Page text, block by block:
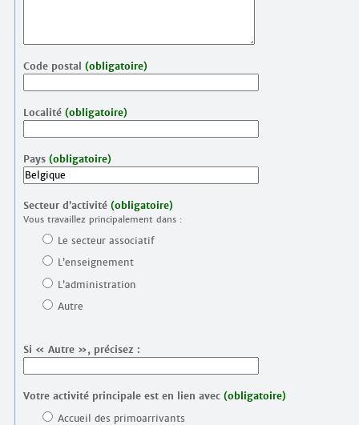
Code postal (obligatoire)
Localité (obligatoire)
Pays (obligatoire)
Secteur d’activité (obligatoire)
Vous travaillez principalement dans :
Le secteur associatif
L’enseignement
L’administration
Autre
Si « Autre », précisez :
Votre activité principale est en lien avec (obligatoire)
Accueil des primoarrivants